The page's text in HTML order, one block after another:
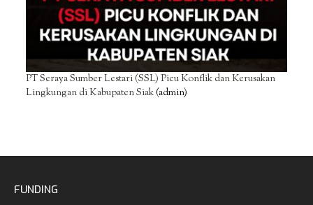
PT Seraya Sumber Lestari (SSL) Picu Konflik dan Kerusakan
Lingkungan di Kabupaten Siak(admin)
FUNDING